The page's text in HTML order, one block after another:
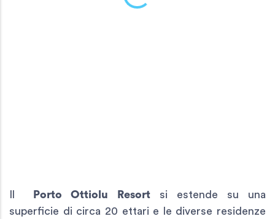
Porto Ottiolu Resortsi estende su una
superficie di circa 20 ettari e le diverse residenze